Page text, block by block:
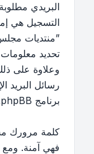
البريدي
التسجيل هي إما
”منتديات
تحديد
وعلاوة على
رسائل البريد
برنامج phpBB.
كلمة مرورك
فهي آمنة.